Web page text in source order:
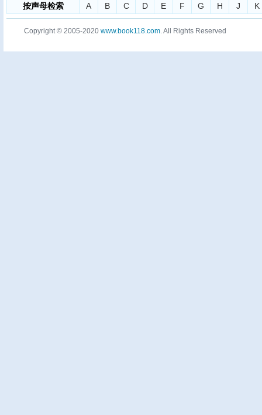
按声母检索 A B C D E F G H J K
Copyright © 2005-2020 www.book118.com. All Rights Reserved